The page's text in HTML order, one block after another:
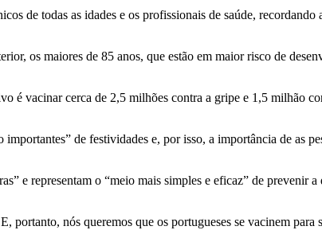
de todas as idades e os profissionais de saúde,
os maiores de 85 anos, que estão em maior risco de
é vacinar cerca de 2,5 milhões contra a gripe e 1,5 milhão
de festividades e, por isso, a importância de as
e representam o “meio mais simples e eficaz” de prevenir a
portanto, nós queremos que os portugueses se vacinem para